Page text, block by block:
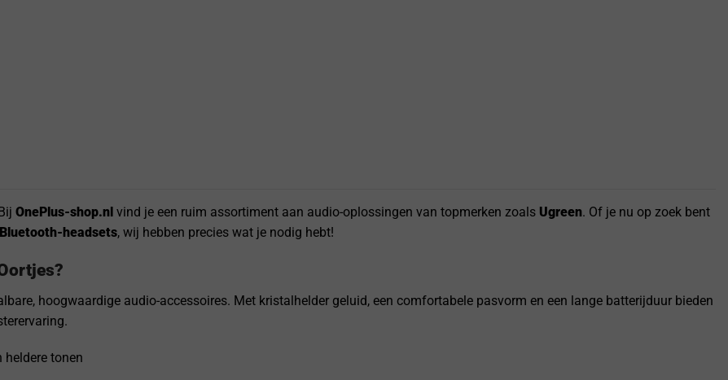
OnePlus-shop.nl vind je een ruim assortiment aan audio-oplossingen van topmerken zoals Ugreen. Of je nu op zoek bent
headsets, wij hebben precies wat je nodig hebt!
hoogwaardige audio-accessoires. Met kristalhelder geluid, een comfortabele pasvorm en een lange batterijduur bieden
heldere tonen